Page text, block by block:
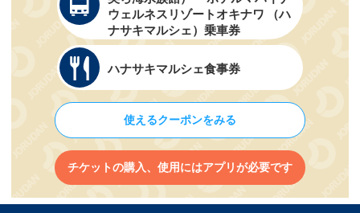
ウェルネスリゾートオキナワ （ハ
ナサキマルシェ）乗車券
ハナサキマルシェ食事券
使えるクーポンをみる
チケットの購入、使用にはアプリが必要です